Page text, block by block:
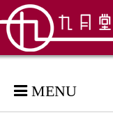
MENU